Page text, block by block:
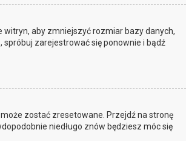
witryn, aby zmniejszyć rozmiar bazy danych,
spróbuj zarejestrować się ponownie i bądź
zostać zresetowane. Przejdź na stronę
niedługo znów będziesz móc się